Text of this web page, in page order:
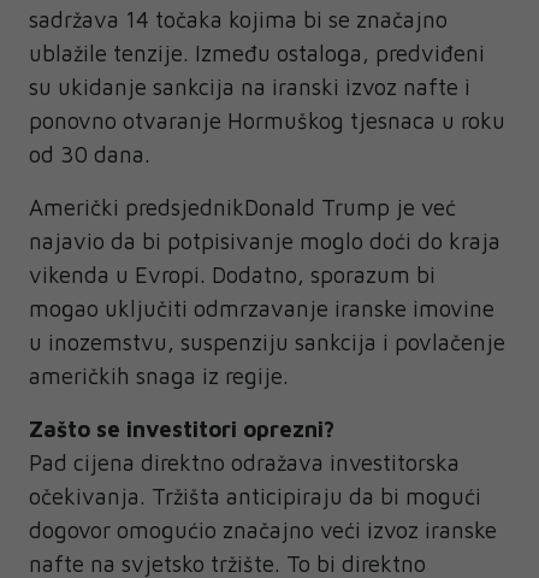
sadržava 14 točaka kojima bi se značajno
ublažile tenzije. Između ostaloga, predviđeni
su ukidanje sankcija na iranski izvoz nafte i
ponovno otvaranje Hormuškog tjesnaca u roku
od 30 dana.
Američki predsjednikDonald Trump je već
najavio da bi potpisivanje moglo doći do kraja
vikenda u Evropi. Dodatno, sporazum bi
mogao uključiti odmrzavanje iranske imovine
u inozemstvu, suspenziju sankcija i povlačenje
američkih snaga iz regije.
Zašto se investitori oprezni?
Pad cijena direktno odražava investitorska
očekivanja. Tržišta anticipiraju da bi mogući
dogovor omogućio značajno veći izvoz iranske
nafte na svjetsko tržište. To bi direktno